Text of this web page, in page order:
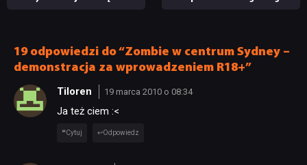
NEWSY
RECENZJE
19 odpowiedzi do “Zombie w centrum Sydney –
demonstracja za wprowadzeniem R18+”
Tiloren 19 marca 2010 o 08:34
Ja też ciem :<
Cytuj Odpowiedz